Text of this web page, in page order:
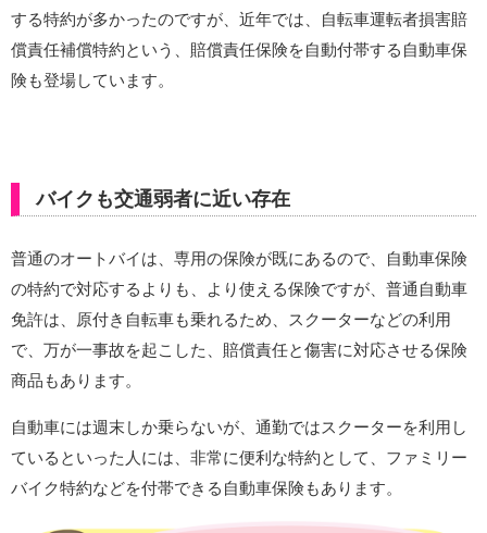
する特約が多かったのですが、近年では、自転車運転者損害賠
償責任補償特約という、賠償責任保険を自動付帯する自動車保
険も登場しています。
バイクも交通弱者に近い存在
普通のオートバイは、専用の保険が既にあるので、自動車保険
の特約で対応するよりも、より使える保険ですが、普通自動車
免許は、原付き自転車も乗れるため、スクーターなどの利用
で、万が一事故を起こした、賠償責任と傷害に対応させる保険
商品もあります。
自動車には週末しか乗らないが、通勤ではスクーターを利用し
ているといった人には、非常に便利な特約として、ファミリー
バイク特約などを付帯できる自動車保険もあります。